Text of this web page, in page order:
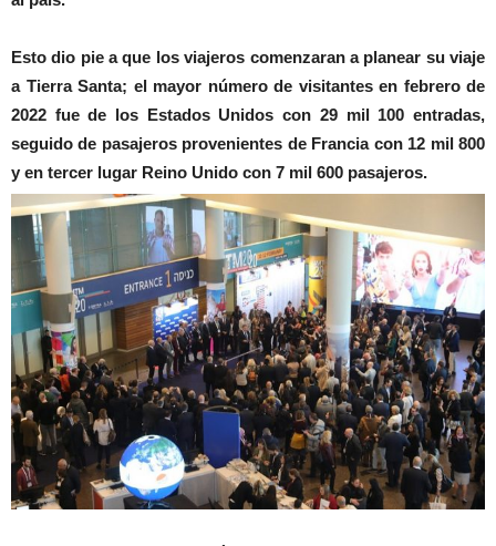
Esto dio pie a que los viajeros comenzaran a planear su viaje
a Tierra Santa; el mayor número de visitantes en febrero de
2022 fue de los Estados Unidos con 29 mil 100 entradas,
seguido de pasajeros provenientes de Francia con 12 mil 800
y en tercer lugar Reino Unido con 7 mil 600 pasajeros.